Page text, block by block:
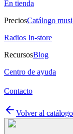
En tienda
PreciosCatálogo
Radios In-store
RecursosBlog
Centro de ayuda
Contacto
Volver al catálogo